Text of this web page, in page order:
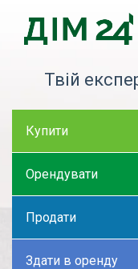
Твій
Купити
Орендувати
Продати
Здати в оренду